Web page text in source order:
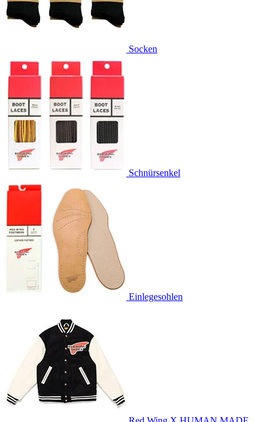
Socken
Schnürsenkel
Einlegesohlen